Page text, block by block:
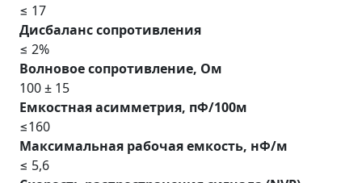
≤ 17
Дисбаланс сопpотивления
≤ 2%
Волновое сопpотивление, Ом
100 ± 15
Емкостная асимметрия, пФ/100м
≤160
Максимальная pабочая емкость, нФ/м
≤ 5,6